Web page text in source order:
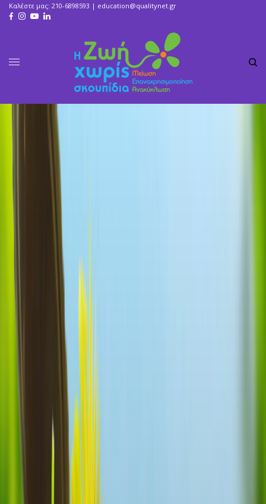
Καλέστε μας: 210-6898593 | education@qualitynet.gr